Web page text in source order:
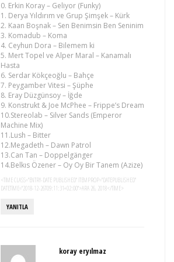
0. Erkin Koray – Geliyor (Funky)
1. Derya Yıldırım ve Grup Şimşek – Kürk
2. Kaan Boşnak – Sen Benimsin Ben Seninim
3. Komadub – Koma
4. Ceyhun Dora – Bilemem ki
5. Mert Topel ve Alper Maral – Kanamalı
Hasta
6. Serdar Kökçeoğlu – Bahçe
7. Peygamber Vitesi – Şüphe
8. Eray Düzgünsoy – İğde
9. Konstrukt & Joe McPhee – Frippe’s Dream
10.Stereolab – Silver Sands (Emperor
Machine Mix)
11.Lush – Bitter
12.Megadeth – Dawn Patrol
13.Can Tan – Doppelgänger
14.Belkıs Özener – Oy Oy Bir Tanem (Azize)
<TIME CLASS="ENTRY-DATE PUBLISHED" ITEMPROP="DATEPUBLISHED"
DATETIME="2018-12-26T09:11:31+02:00">ARA 26, 2018</TIME>
YANITLA
koray eryılmaz